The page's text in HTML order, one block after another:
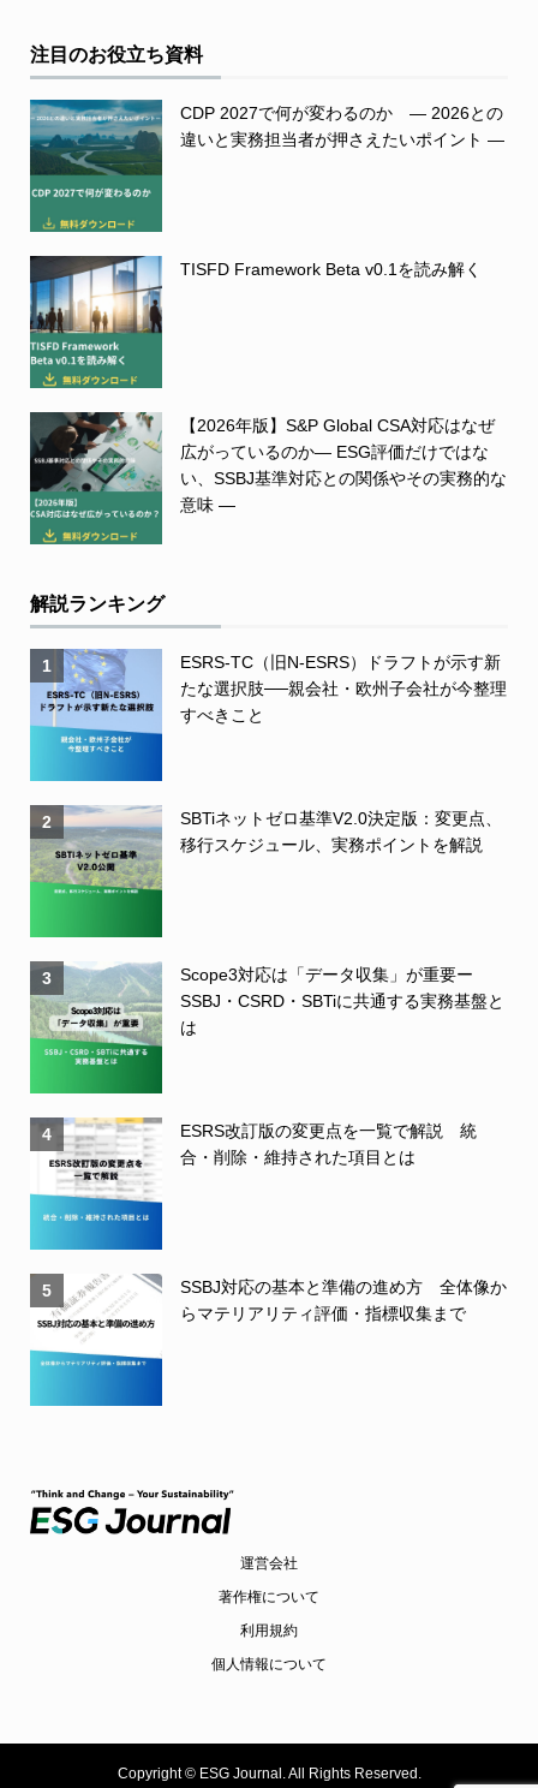
注目のお役立ち資料
CDP 2027で何が変わるのか ― 2026との
違いと実務担当者が押さえたいポイント ―
TISFD Framework Beta v0.1を読み解く
【2026年版】S&P Global CSA対応はなぜ
広がっているのか― ESG評価だけではな
い、SSBJ基準対応との関係やその実務的な
意味 ―
解説ランキング
1
ESRS-TC（旧N-ESRS）ドラフトが示す新
たな選択肢──親会社・欧州子会社が今整理
すべきこと
2
SBTiネットゼロ基準V2.0決定版：変更点、
移行スケジュール、実務ポイントを解説
3
Scope3対応は「データ収集」が重要ー
SSBJ・CSRD・SBTiに共通する実務基盤と
は
4
ESRS改訂版の変更点を一覧で解説 統
合・削除・維持された項目とは
5
SSBJ対応の基本と準備の進め方 全体像か
らマテリアリティ評価・指標収集まで
運営会社
著作権について
利用規約
個人情報について
Copyright ©ESG Journal. All Rights Reserved.